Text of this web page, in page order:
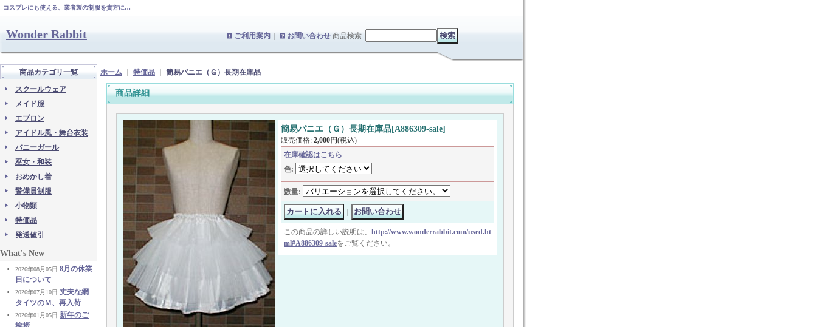
コスプレにも使える、業者製の制服を貴方に…
Wonder Rabbit ご利用案内 お問い合わせ 商品検索:
商品カテゴリ一覧
スクールウェア
メイド服
エプロン
アイドル風・舞台衣装
バニーガール
巫女・和装
おめかし着
警備員制服
小物類
特価品
発送値引
What's New
2026年08月05日 8月の休業
日について
2026年07月10日 丈夫な網
タイツのＭ、再入荷
2026年01月05日 新年のご
挨拶
ホーム 特価品 簡易パニエ（Ｇ）長期在庫品
商品詳細
簡易パニエ（Ｇ）長期在庫品[A886309-sale]
販売価格: 2,000円(税込)
在庫確認はこちら
色:
数量:
この商品の詳しい説明は、 http://www.wonderrabbit.com/used.ht
ml#A886309-saleをご覧ください。